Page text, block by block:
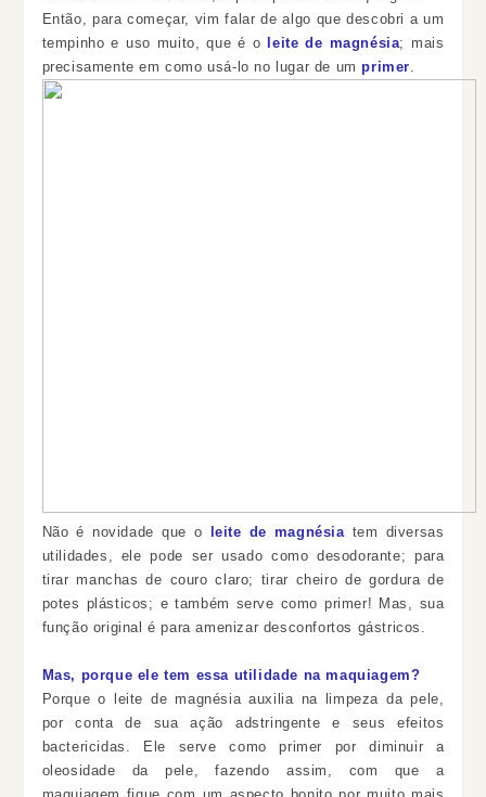
Então, para começar, vim falar de algo que descobri a um
tempinho e uso muito, que é o leite de magnésia; mais
precisamente em como usá-lo no lugar de um primer
Não é novidade que o leite de magnésia tem diversas
utilidades, ele pode ser usado como desodorante; para
tirar manchas de couro claro; tirar cheiro de gordura de
potes plásticos; e também serve como primer! Mas, sua
função original é para amenizar desconfortos gástricos.
Mas, porque ele tem essa utilidade na maquiagem?
Porque o leite de magnésia auxilia na limpeza da pele,
por conta de sua ação adstringente e seus efeitos
bactericidas. Ele serve como primer por diminuir a
oleosidade da pele, fazendo assim, com que a